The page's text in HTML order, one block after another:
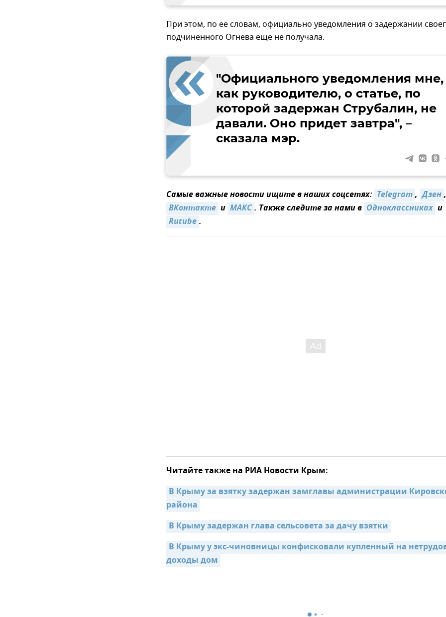
При этом, по ее словам, официально уведомления о задержании
подчиненного Огнева еще не получала.
"Официального уведомления мне,
как руководителю, о статье, по
которой задержан Струбалин, не
давали. Оно придет завтра", –
сказала мэр.
Самые важные новости ищите в наших соцсетях: Telegram, Дзен,
ВКонтакте и MAКС. Также следите за нами в Одноклассниках и
Rutube.
Читайте также на РИА Новости Крым:
В Крыму за взятку задержан замглавы администрации
района
В Крыму задержан глава сельсовета за дачу взятки
В Крыму у экс-чиновницы конфисковали купленный на
доходы дом